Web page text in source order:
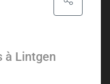
à Lintgen